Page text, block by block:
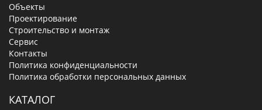
Объекты
Проектирование
Строительство и монтаж
Сервис
Контакты
Политика конфиденциальности
Политика обработки персональных данных
КАТАЛОГ